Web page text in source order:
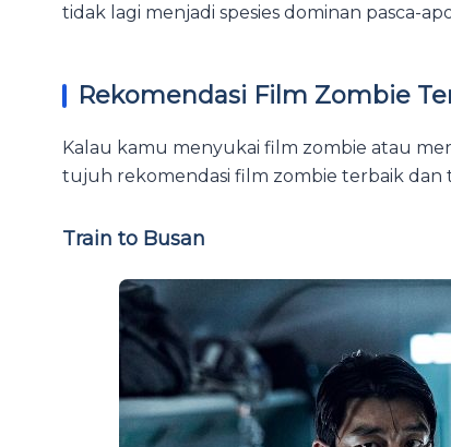
tidak lagi menjadi spesies dominan pasca-
Rekomendasi Film Zombie
Kalau kamu menyukai film zombie atau
tujuh rekomendasi film zombie terbaik dan
Train to Busan